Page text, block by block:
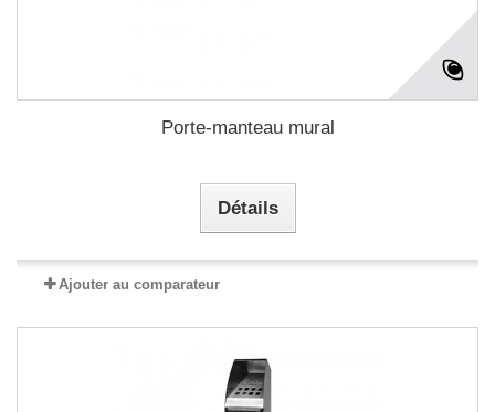
Porte-manteau mural
Détails
Ajouter au comparateur